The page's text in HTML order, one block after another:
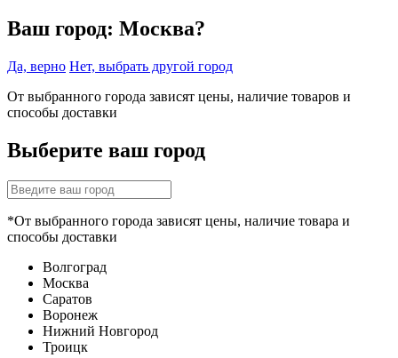
Ваш город: Москва?
Да, верно Нет, выбрать другой город
От выбранного города зависят цены, наличие товаров и
способы доставки
Выберите ваш город
*От выбранного города зависят цены, наличие товара и
способы доставки
Волгоград
Москва
Саратов
Воронеж
Нижний Новгород
Троицк